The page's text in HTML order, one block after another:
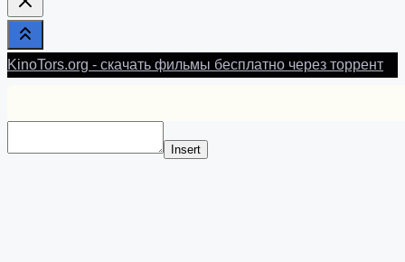
KinoTors.org - скачать фильмы бесплатно через торрент
Insert